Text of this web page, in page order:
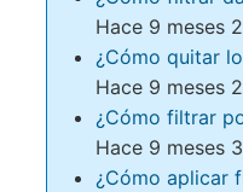
Hace 9 meses
¿Cómo quitar
Hace 9 meses
¿Cómo filtrar
Hace 9 meses
¿Cómo aplicar